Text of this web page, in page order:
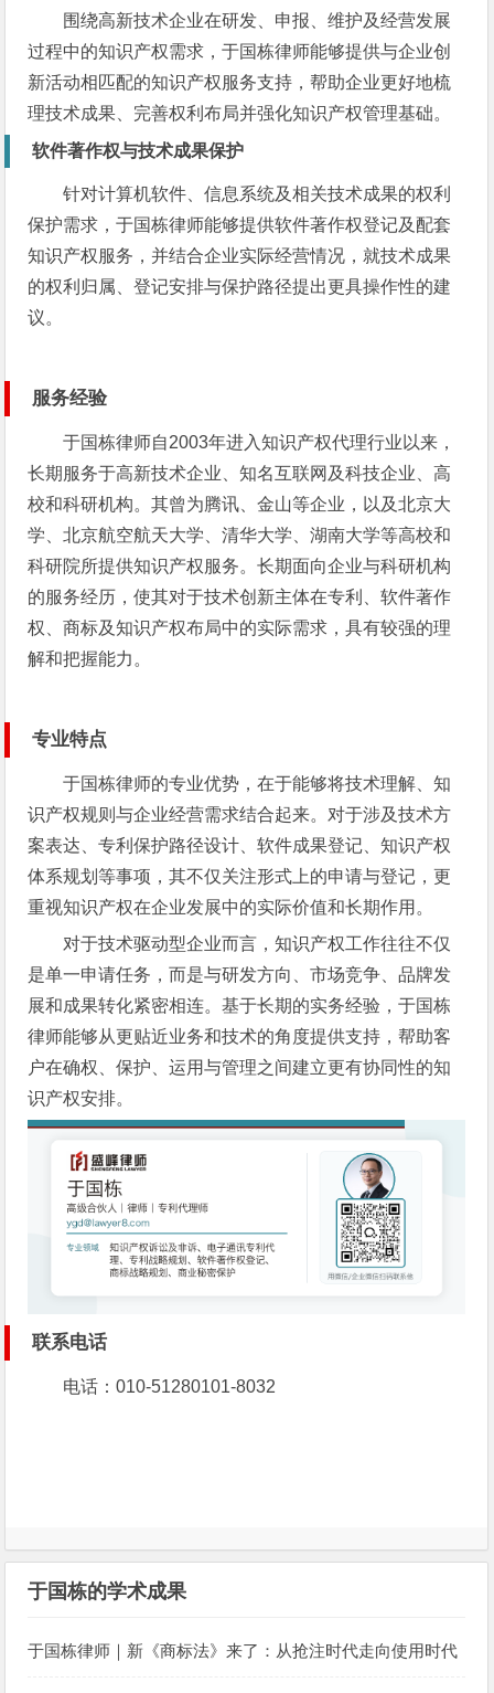
围绕高新技术企业在研发、申报、维护及经营发展
过程中的知识产权需求，于国栋律师能够提供与企业创
新活动相匹配的知识产权服务支持，帮助企业更好地梳
理技术成果、完善权利布局并强化知识产权管理基础。
软件著作权与技术成果保护
针对计算机软件、信息系统及相关技术成果的权利
保护需求，于国栋律师能够提供软件著作权登记及配套
知识产权服务，并结合企业实际经营情况，就技术成果
的权利归属、登记安排与保护路径提出更具操作性的建
议。
服务经验
于国栋律师自2003年进入知识产权代理行业以来，
长期服务于高新技术企业、知名互联网及科技企业、高
校和科研机构。其曾为腾讯、金山等企业，以及北京大
学、北京航空航天大学、清华大学、湖南大学等高校和
科研院所提供知识产权服务。长期面向企业与科研机构
的服务经历，使其对于技术创新主体在专利、软件著作
权、商标及知识产权布局中的实际需求，具有较强的理
解和把握能力。
专业特点
于国栋律师的专业优势，在于能够将技术理解、知
识产权规则与企业经营需求结合起来。对于涉及技术方
案表达、专利保护路径设计、软件成果登记、知识产权
体系规划等事项，其不仅关注形式上的申请与登记，更
重视知识产权在企业发展中的实际价值和长期作用。
对于技术驱动型企业而言，知识产权工作往往不仅
是单一申请任务，而是与研发方向、市场竞争、品牌发
展和成果转化紧密相连。基于长期的实务经验，于国栋
律师能够从更贴近业务和技术的角度提供支持，帮助客
户在确权、保护、运用与管理之间建立更有协同性的知
识产权安排。
联系电话
电话：010-51280101-8032
于国栋的学术成果
于国栋律师｜新《商标法》来了：从抢注时代走向使用时代